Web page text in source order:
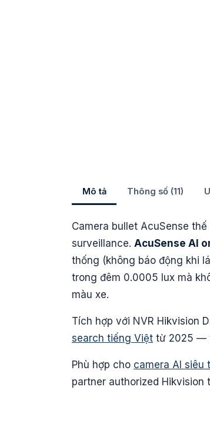
Mô tả Thông số (11)
Camera bullet AcuSense
surveillance. AcuSense AI
thống (không báo động khi
trong đêm 0.0005 lux mà
màu xe.
Tích hợp với NVR Hikvision
search tiếng Việt từ 2025 —
Phù hợp cho camera AI siêu
partner authorized Hikvision